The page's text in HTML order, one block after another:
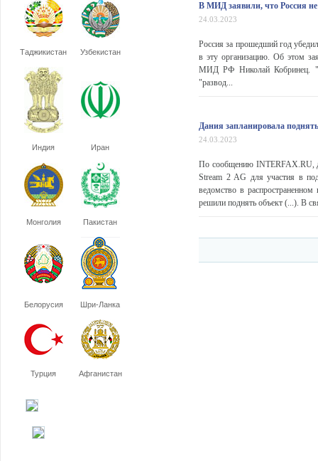
Таджикистан Узбекистан
Индия Иран
Монголия Пакистан
Белорусия Шри-Ланка
Турция Афганистан
В МИД заявили, что Россия
24.03.2023
Россия за прошедший год
в эту организацию. Об этом
МИД РФ Николай Кобринец.
"развод...
Дания запланировала
24.03.2023
По сообщению INTERFAX.RU,
Stream 2 AG для участия в
ведомство в
решили поднять объект (...). В